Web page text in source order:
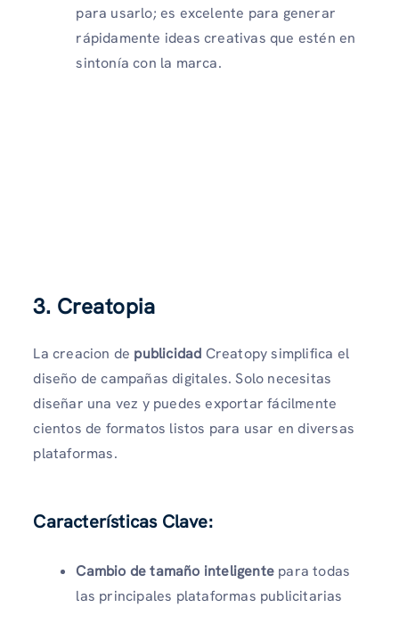
para usarlo; es excelente para generar
rápidamente ideas creativas que estén en
sintonía con la marca.
3. Creatopia
La creacion de publicidad Creatopy simplifica el
diseño de campañas digitales. Solo necesitas
diseñar una vez y puedes exportar fácilmente
cientos de formatos listos para usar en diversas
plataformas.
Características Clave:
Cambio de tamaño inteligente para todas
las principales plataformas publicitarias